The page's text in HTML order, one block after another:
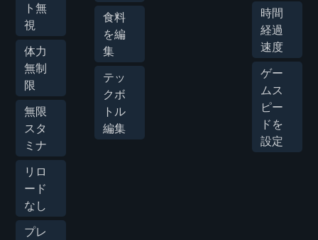
ト無
視
体力
無制
限
無限
スタ
ミナ
リロ
ード
なし
プレ
食料
を編
集
テッ
クボ
トル
編集
時間
経過
速度
ゲー
ムス
ピー
ドを
設定